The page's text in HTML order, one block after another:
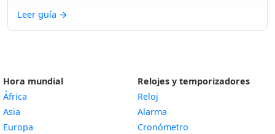
Leer guía →
Hora mundial
África
Asia
Europa
Relojes y temporizadores
Reloj
Alarma
Cronómetro